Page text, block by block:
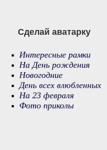
Сделай аватарку
Интересные рамки
На День рождения
Новогодние
День всех влюбленных
На 23 февраля
Фото приколы